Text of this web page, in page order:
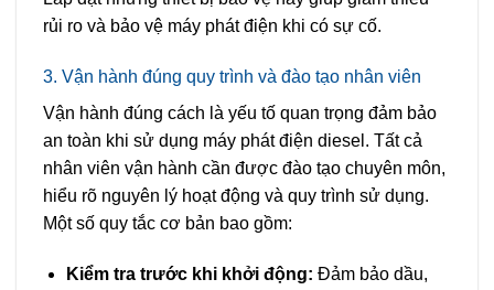
rủi ro và bảo vệ máy phát điện khi có sự cố.
3. Vận hành đúng quy trình và đào tạo nhân viên
Vận hành đúng cách là yếu tố quan trọng đảm bảo
an toàn khi sử dụng máy phát điện diesel. Tất cả
nhân viên vận hành cần được đào tạo chuyên môn,
hiểu rõ nguyên lý hoạt động và quy trình sử dụng.
Một số quy tắc cơ bản bao gồm:
Kiểm tra trước khi khởi động: Đảm bảo dầu,